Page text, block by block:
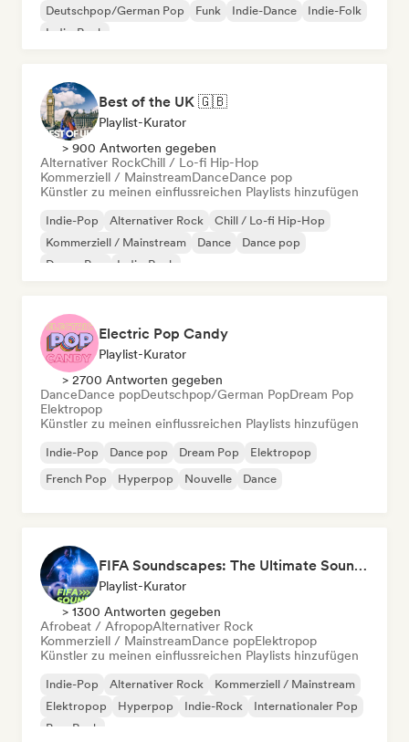
Deutschpop/German Pop Funk Indie-Dance
Indie-Folk
Indie-Rock
Best of the UK 🇬🇧
Playlist-Kurator
> 900 Antworten gegeben
Alternativer RockChill / Lo-fi Hip-Hop
Kommerziell / MainstreamDanceDance pop
Künstler zu meinen einflussreichen Playlists hinzufügen
Indie-Pop Alternativer Rock
Chill / Lo-fi Hip-Hop
Kommerziell / Mainstream
Dance
Dance pop
Dream Pop
Indie-Rock
Electric Pop Candy
Playlist-Kurator
> 2700 Antworten gegeben
DanceDance popDeutschpop/German PopDream Pop
Elektropop
Künstler zu meinen einflussreichen Playlists hinzufügen
Indie-Pop Dance pop Dream Pop
Elektropop
French Pop
Hyperpop Nouvelle Dance
FIFA Soundscapes: The Ultimate Soundtrack ⚽️ Festival Indie, Electropop & Dance Anthems
Playlist-Kurator
> 1300 Antworten gegeben
Afrobeat / AfropopAlternativer Rock
Kommerziell / MainstreamDance popElektropop
Künstler zu meinen einflussreichen Playlists hinzufügen
Indie-Pop Alternativer Rock
Kommerziell / Mainstream
Elektropop
Hyperpop Indie-Rock
Internationaler Pop
Pop-Rock